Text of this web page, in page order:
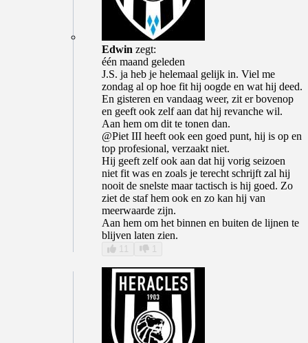
Edwin zegt:
één maand geleden
J.S. ja heb je helemaal gelijk in. Viel me
zondag al op hoe fit hij oogde en wat hij deed.
En gisteren en vandaag weer, zit er bovenop
en geeft ook zelf aan dat hij revanche wil.
Aan hem om dit te tonen dan.
@Piet III heeft ook een goed punt, hij is op en
top profesional, verzaakt niet.
Hij geeft zelf ook aan dat hij vorig seizoen
niet fit was en zoals je terecht schrijft zal hij
nooit de snelste maar tactisch is hij goed. Zo
ziet de staf hem ook en zo kan hij van
meerwaarde zijn.
Aan hem om het binnen en buiten de lijnen te
blijven laten zien.
11 1